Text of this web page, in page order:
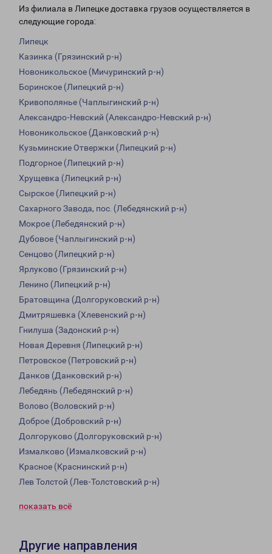
Из филиала в Липецке доставка грузов осуществляется в
следующие города:
Липецк
Казинка (Грязинский р-н)
Новоникольское (Мичуринский р-н)
Боринское (Липецкий р-н)
Кривополянье (Чаплыгинский р-н)
Александро-Невский (Александро-Невский р-н)
Новоникольское (Данковский р-н)
Кузьминские Отвержки (Липецкий р-н)
Подгорное (Липецкий р-н)
Хрущевка (Липецкий р-н)
Сырское (Липецкий р-н)
Сахарного Завода, пос. (Лебедянский р-н)
Мокрое (Лебедянский р-н)
Дубовое (Чаплыгинский р-н)
Сенцово (Липецкий р-н)
Ярлуково (Грязинский р-н)
Ленино (Липецкий р-н)
Братовщина (Долгоруковский р-н)
Дмитряшевка (Хлевенский р-н)
Гнилуша (Задонский р-н)
Новая Деревня (Липецкий р-н)
Петровское (Петровский р-н)
Данков (Данковский р-н)
Лебедянь (Лебедянский р-н)
Волово (Воловский р-н)
Доброе (Добровский р-н)
Долгоруково (Долгоруковский р-н)
Измалково (Измалковский р-н)
Красное (Краснинский р-н)
Лев Толстой (Лев-Толстовский р-н)
показать всё
Другие направления